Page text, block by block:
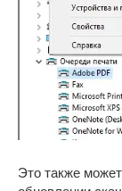
Это также